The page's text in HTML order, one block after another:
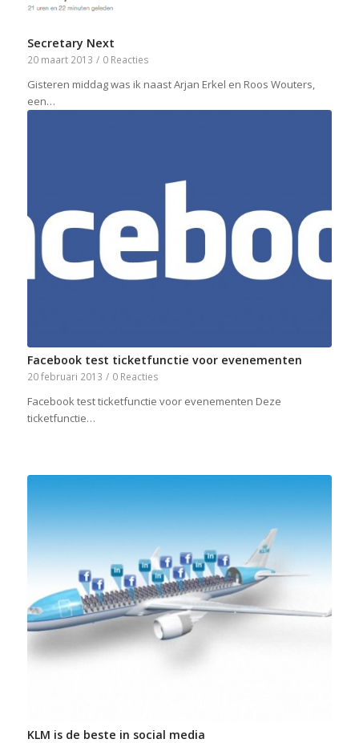
Secretary Next
20 maart 2013 / 0 Reacties
Gisteren middag was ik naast Arjan Erkel en Roos Wouters,
een…
Facebook test ticketfunctie voor evenementen
20 februari 2013 / 0 Reacties
Facebook test ticketfunctie voor evenementen Deze
ticketfunctie…
KLM is de beste in social media